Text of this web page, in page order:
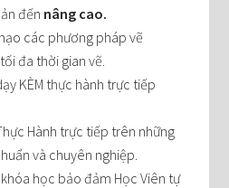
đến nâng cao.
các phương pháp vẽ
đa thời gian vẽ.
KÈM thực hành trực tiếp
Hành trực tiếp trên những
và chuyên nghiệp.
học bảo đảm Học Viên tự